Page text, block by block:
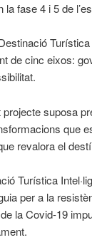
fase 4 i 5 de
Turística
de cinc eixos:
suposa
que
revalora el
Turística
per a la
la Covid-19